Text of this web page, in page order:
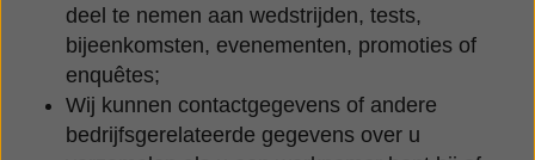
deel te nemen aan wedstrijden, tests,
bijeenkomsten, evenementen, promoties of
enquêtes;
Wij kunnen contactgegevens of andere
bedrijfsgerelateerde gegevens over u